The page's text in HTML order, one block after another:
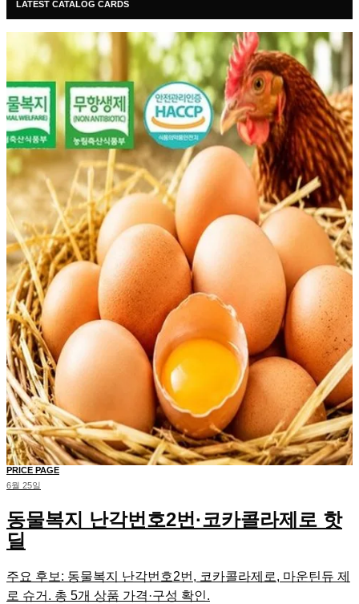
LATEST CATALOG CARDS
PRICE PAGE
6월 25일
동물복지 난각번호2번·코카콜라제로 핫
딜
주요 후보: 동물복지 난각번호2번, 코카콜라제로, 마운틴듀 제
로 슈거. 총 5개 상품 가격·구성 확인.